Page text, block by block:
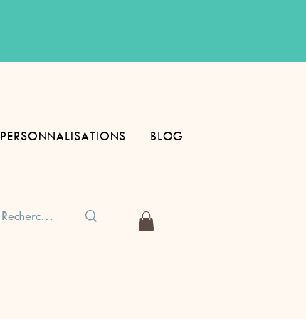
PERSONNALISATIONS
BLOG